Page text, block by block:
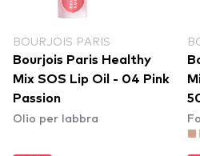
BOURJOIS PARIS
Bourjois Paris Healthy
Mix SOS Lip Oil - 04 Pink
Passion
Olio per labbra